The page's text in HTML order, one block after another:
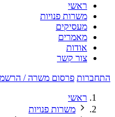
ראשי
משרות פנויות
מעסיקים
מאמרים
אודות
צור קשר
התחברות פרסום משרה /
ראשי
משרות פנויות